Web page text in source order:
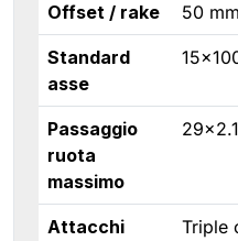
Offset / rake 50 mm
Standard
asse
Passaggio
ruota
massimo
Attacchi
Triple